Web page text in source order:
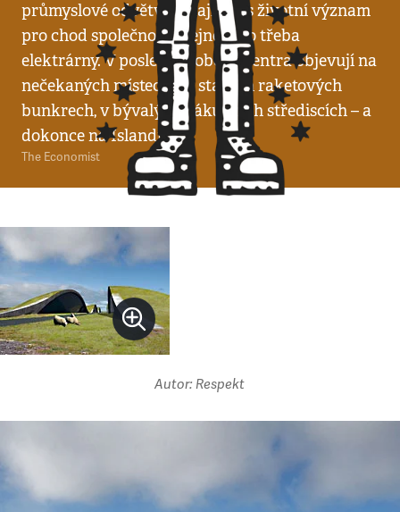
průmyslové odvětví a mají dnes životní význam
pro chod společnosti stejně jako třeba
elektrárny. V poslední době se centra objevují na
nečekaných místech: ve starých raketových
bunkrech, v bývalých nákupních střediscích – a
dokonce na Islandu.
The Economist
Autor: Respekt